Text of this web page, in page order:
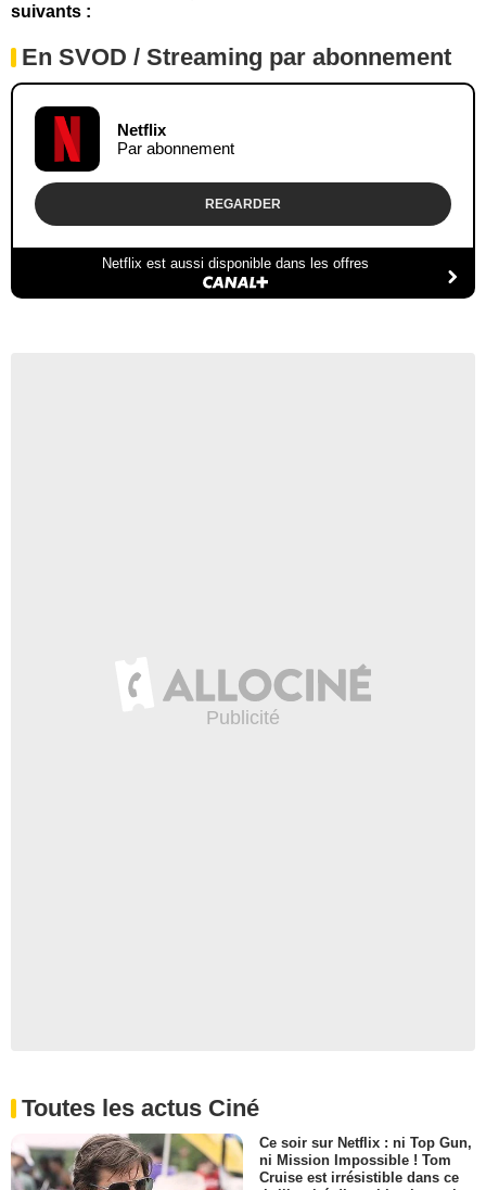
suivants :
En SVOD / Streaming par abonnement
Netflix
Par abonnement
REGARDER
Netflix est aussi disponible dans les offres
Toutes les actus Ciné
Ce soir sur Netflix : ni Top Gun,
ni Mission Impossible ! Tom
Cruise est irrésistible dans ce